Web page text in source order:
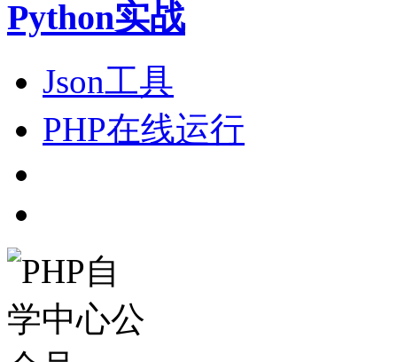
Python实战
Json工具
PHP在线运行